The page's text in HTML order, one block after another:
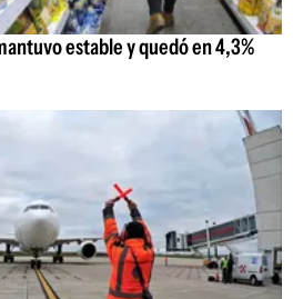
estable y quedó en 4,3%